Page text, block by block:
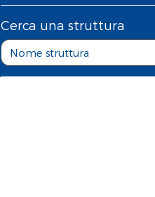
Cerca una struttura